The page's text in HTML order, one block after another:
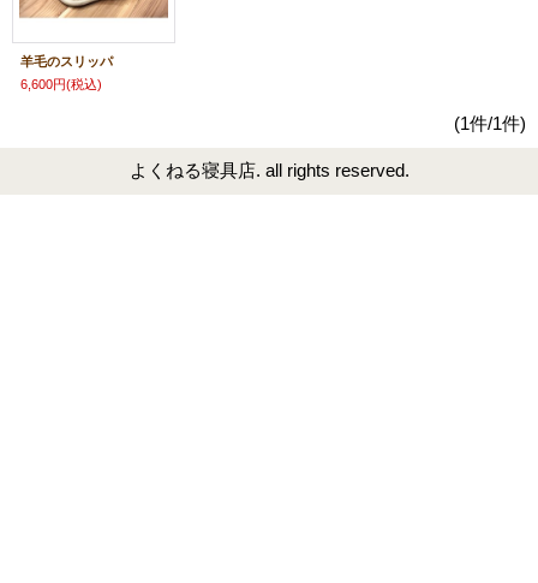
羊毛のスリッパ
6,600円(税込)
(1件/1件)
よくねる寝具店. all rights reserved.